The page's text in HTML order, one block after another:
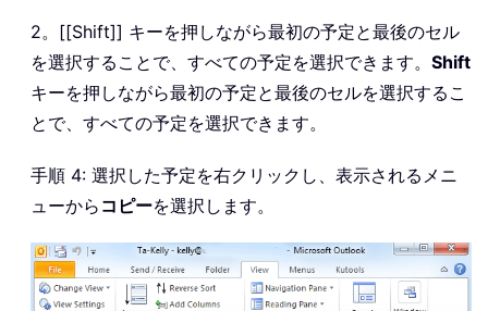
2。[[Shift]] キーを押しながら最初の予定と最後のセル
を選択することで、すべての予定を選択できます。 Shift
キーを押しながら最初の予定と最後のセルを選択するこ
とで、すべての予定を選択できます。
手順 4: 選択した予定を右クリックし、表示されるメニ
ューから コピーを選択します。